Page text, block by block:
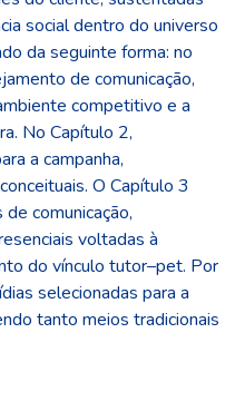
social dentro do universo
da seguinte forma: no
de comunicação,
competitivo e a
No Capítulo 2,
a campanha,
O Capítulo 3
comunicação,
voltadas à
do vínculo tutor–pet. Por
selecionadas para a
tanto meios tradicionais